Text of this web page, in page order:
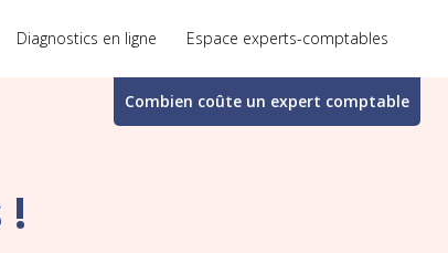
Diagnostics en ligne Espace experts-comptables
Combien coûte un expert comptable